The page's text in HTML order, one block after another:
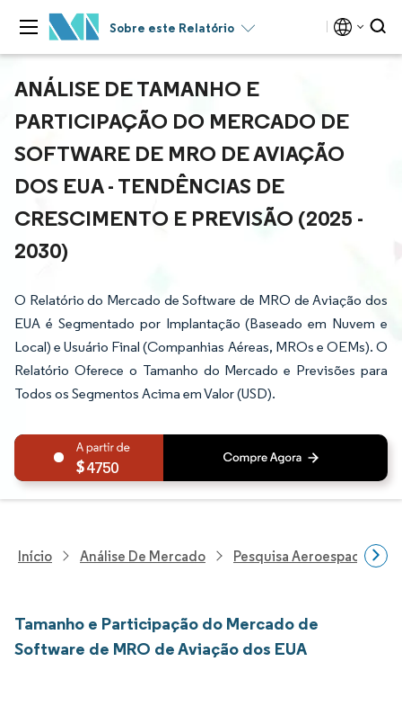
Sobre este Relatório
ANÁLISE DE TAMANHO E
PARTICIPAÇÃO DO MERCADO DE
SOFTWARE DE MRO DE AVIAÇÃO
DOS EUA - TENDÊNCIAS DE
CRESCIMENTO E PREVISÃO (2025 -
2030)
O Relatório do Mercado de Software de MRO de Aviação dos
EUA é Segmentado por Implantação (Baseado em Nuvem e
Local) e Usuário Final (Companhias Aéreas, MROs e OEMs). O
Relatório Oferece o Tamanho do Mercado e Previsões para
Todos os Segmentos Acima em Valor (USD).
4750
Início Análise De Mercado Pesquisa Aeroespacial E
Tamanho e Participação do Mercado de
Software de MRO de Aviação dos EUA